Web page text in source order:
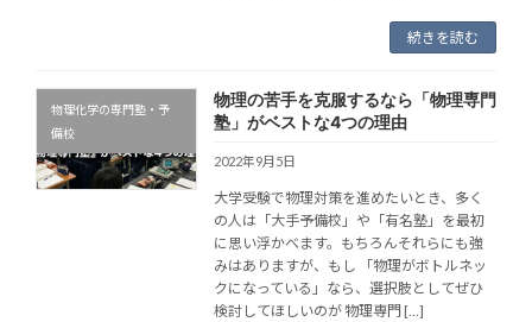
続きを読む
物理化学の専門塾・予
備校
物理の苦手を克服するなら「物理専門
塾」がベストな4つの理由
2022年9月5日
大学受験で物理対策を進めたいとき、多く
の人は「大手予備校」や「有名塾」を最初
に思い浮かべます。もちろんそれらにも強
みはありますが、もし 「物理がボトルネッ
クになっている」なら、選択肢としてぜひ
検討してほしいのが 物理専門 […]